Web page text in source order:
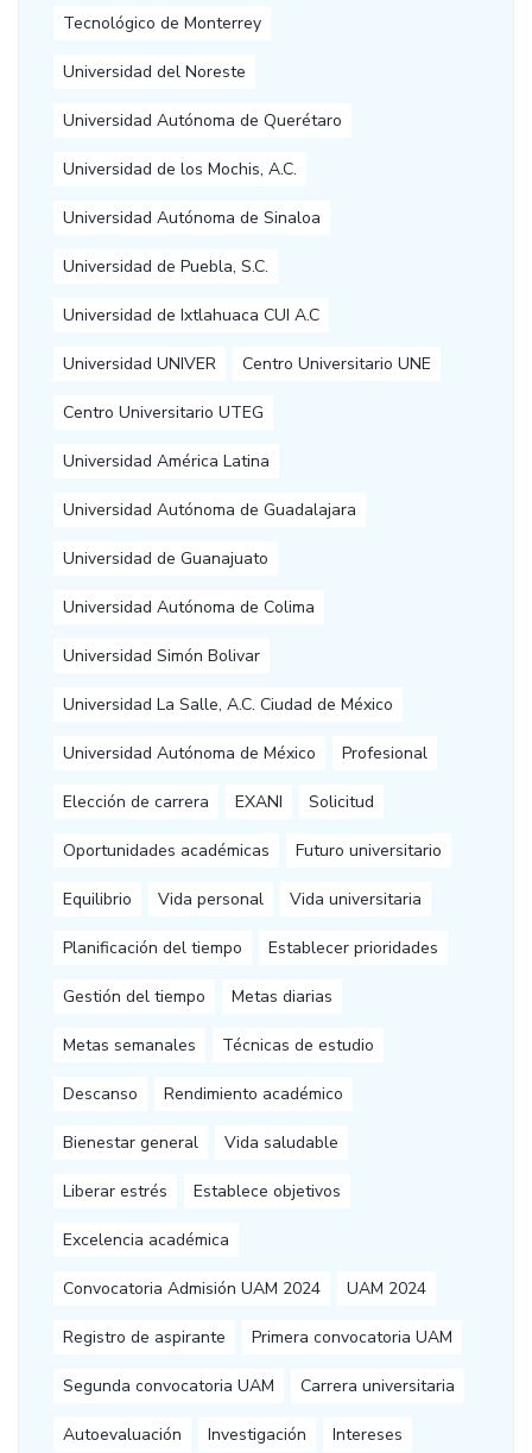
Tecnológico de Monterrey
Universidad del Noreste
Universidad Autónoma de Querétaro
Universidad de los Mochis, A.C.
Universidad Autónoma de Sinaloa
Universidad de Puebla, S.C.
Universidad de Ixtlahuaca CUI A.C
Universidad UNIVER Centro Universitario UNE
Centro Universitario UTEG
Universidad América Latina
Universidad Autónoma de Guadalajara
Universidad de Guanajuato
Universidad Autónoma de Colima
Universidad Simón Bolivar
Universidad La Salle, A.C. Ciudad de México
Universidad Autónoma de México Profesional
Elección de carrera EXANI Solicitud
Oportunidades académicas Futuro universitario
Equilibrio Vida personal Vida universitaria
Planificación del tiempo Establecer prioridades
Gestión del tiempo Metas diarias
Metas semanales Técnicas de estudio
Descanso Rendimiento académico
Bienestar general Vida saludable
Liberar estrés Establece objetivos
Excelencia académica
Convocatoria Admisión UAM 2024 UAM 2024
Registro de aspirante Primera convocatoria UAM
Segunda convocatoria UAM Carrera universitaria
Autoevaluación Investigación Intereses